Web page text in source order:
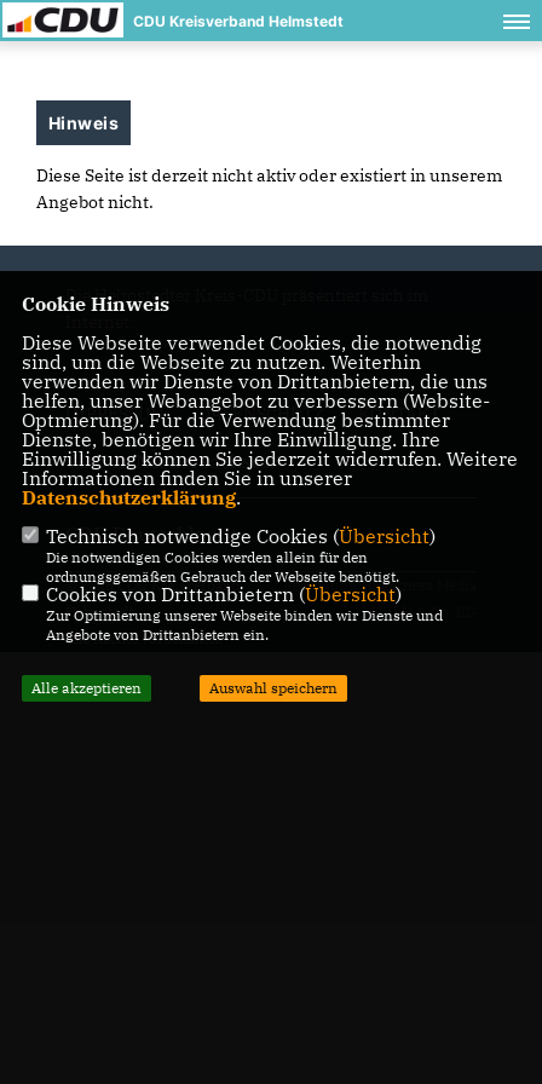
CDU Kreisverband Helmstedt
Hinweis
Diese Seite ist derzeit nicht aktiv oder existiert in unserem
Angebot nicht.
Die Helmstedter Kreis-CDU präsentiert sich im
IMPRESSUM DATENSCHUTZ KONTAKT
CDU in Niedersachsen
CDU Deutschlands
© 2026 CDU Kreisverband
Helmstedt
Alle Rechte vorbehalten.
Realisation: Sharkness Media
GmbH & Co. KG
Cookie Hinweis
Diese Webseite verwendet Cookies, die notwendig
sind, um die Webseite zu nutzen. Weiterhin
verwenden wir Dienste von Drittanbietern, die uns
helfen, unser Webangebot zu verbessern (Website-
Optmierung). Für die Verwendung bestimmter
Dienste, benötigen wir Ihre Einwilligung. Ihre
Einwilligung können Sie jederzeit widerrufen. Weitere
Informationen finden Sie in unserer
Datenschutzerklärung.
Technisch notwendige Cookies (Übersicht)
Die notwendigen Cookies werden allein für den
ordnungsgemäßen Gebrauch der Webseite benötigt.
Cookies von Drittanbietern (Übersicht)
Zur Optimierung unserer Webseite binden wir Dienste und
Angebote von Drittanbietern ein.
Alle akzeptieren Auswahl speichern